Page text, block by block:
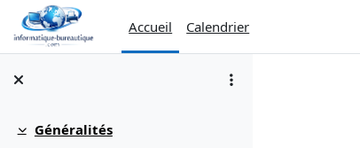
Passer au contenu principal
Accueil
Calendrier
Replier
Généralités